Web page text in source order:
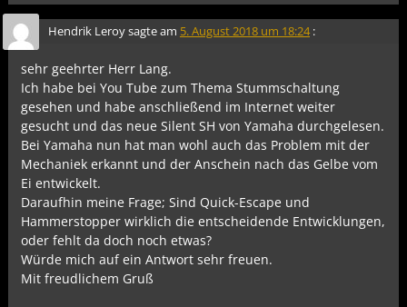
Hendrik Leroysagte am 5. August 2018 um 18:24 :
sehr geehrter Herr Lang.
Ich habe bei You Tube zum Thema Stummschaltung
gesehen und habe anschließend im Internet weiter
gesucht und das neue Silent SH von Yamaha durchgelesen.
Bei Yamaha nun hat man wohl auch das Problem mit der
Mechaniek erkannt und der Anschein nach das Gelbe vom
Ei entwickelt.
Daraufhin meine Frage; Sind Quick-Escape und
Hammerstopper wirklich die entscheidende Entwicklungen,
oder fehlt da doch noch etwas?
Würde mich auf ein Antwort sehr freuen.
Mit freudlichem Gruß